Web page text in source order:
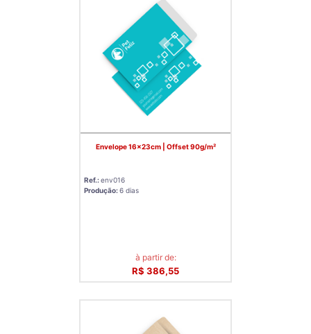
Envelope 16x23cm | Offset 90g/m²
Ref.:env016
Produção:6 dias
à partir de:
R$ 386,55